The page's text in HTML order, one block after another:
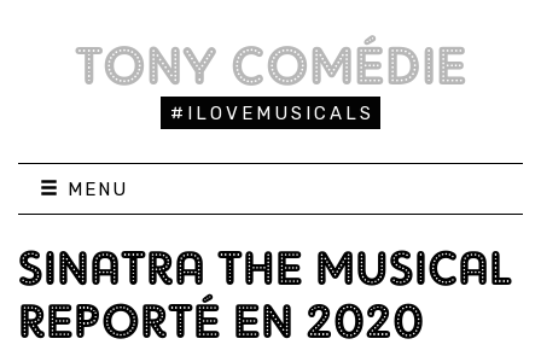
TONY COMÉDIE
#ILOVEMUSICALS
MENU
SINATRA THE MUSICAL
REPORTÉ EN 2020